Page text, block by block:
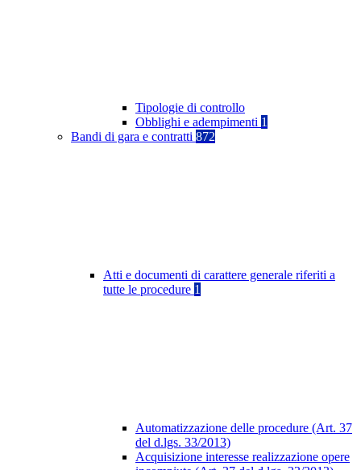
Tipologie di controllo
Obblighi e adempimenti 1
Bandi di gara e contratti 872
Atti e documenti di carattere generale riferiti a
tutte le procedure 1
Automatizzazione delle procedure (Art. 37
del d.lgs. 33/2013)
Acquisizione interesse realizzazione opere